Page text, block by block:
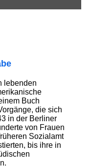
lebenden
Buch
die sich
in der Berliner
von Frauen
Sozialamt
bis ihre in